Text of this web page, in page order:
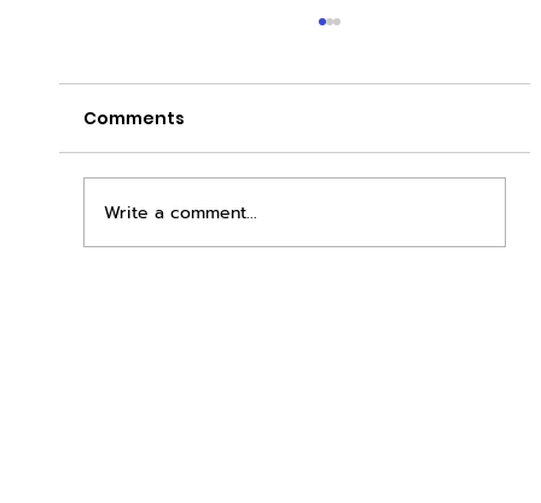
Comments
Write a comment...